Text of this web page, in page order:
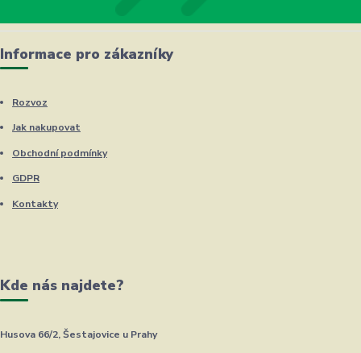
Informace pro zákazníky
Rozvoz
Jak nakupovat
Obchodní podmínky
GDPR
Kontakty
Kde nás najdete?
Husova 66/2, Šestajovice u Prahy